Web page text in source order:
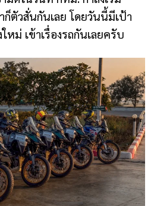
ก็ตัวสั่นกันเลย โดยวันนี้มีเป้า
หม่ เข้าเรื่องรถกันเลยครับ